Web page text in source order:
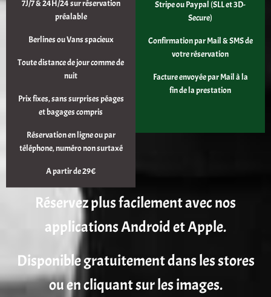
7J/7 & 24H/24 sur réservation
préalable
Berlines ou Vans spacieux
Toute distance de jour comme de
nuit
Prix fixes, sans surprises péages
et bagages compris
Réservation en ligne ou par
téléphone, numéro non surtaxé
A partir de 29€
Stripe ou Paypal (SLL et 3D-
Secure)
Confirmation par Mail & SMS de
votre réservation
Facture envoyée par Mail à la
fin de la prestation
Réservez plus facilement avec nos
applications Android et Apple.
Disponible gratuitement dans les stores
ou en cliquant sur les images.